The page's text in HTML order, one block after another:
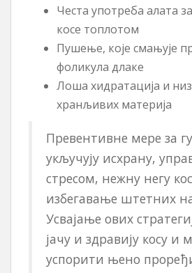
Честа употреба алата
косе топлотом
Пушење, које смањује
фоликула длаке
Лоша хидратација и
хранљивих материја
Превентивне мере за
укључују исхрану,
стресом, нежну негу
избегавање штетних
Усвајање ових
јачу и здравију косу и
успорити њено